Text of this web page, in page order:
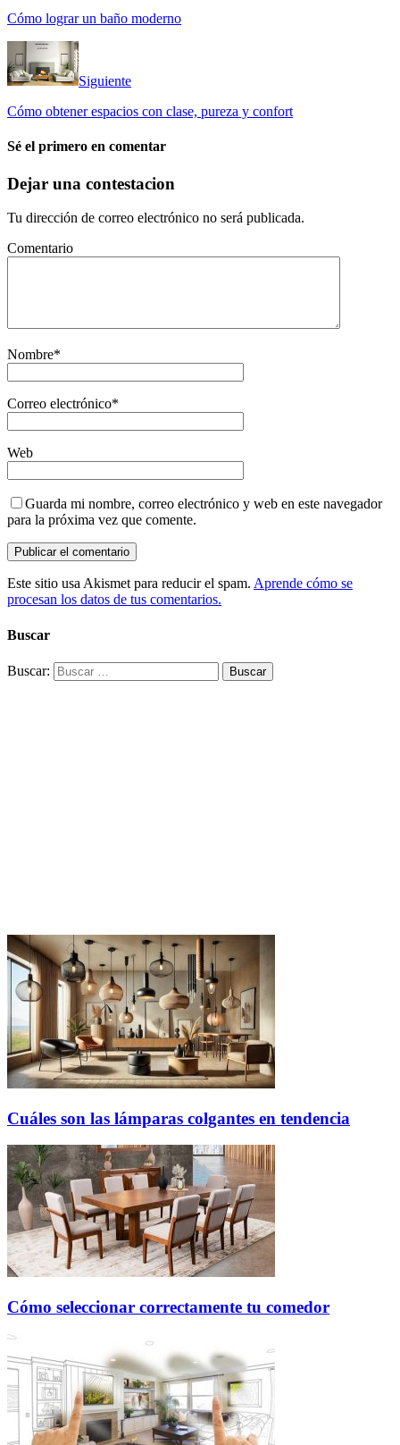
Cómo lograr un baño moderno
Siguiente
Cómo obtener espacios con clase, pureza y confort
Sé el primero en comentar
Dejar una contestacion
Tu dirección de correo electrónico no será publicada.
Comentario
Nombre*
Correo electrónico*
Web
Guarda mi nombre, correo electrónico y web en este navegador
para la próxima vez que comente.
Este sitio usa Akismet para reducir el spam. Aprende cómo se
procesan los datos de tus comentarios.
Buscar
Buscar:
Cuáles son las lámparas colgantes en tendencia
Cómo seleccionar correctamente tu comedor